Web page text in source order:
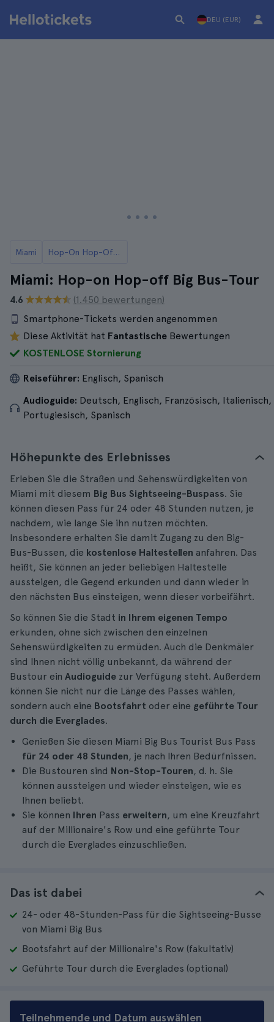
DEU (EUR)
Miami Hop-On Hop-Off Miami Busse
Miami: Hop-on Hop-off Big Bus-Tour
4.6
(1.450 bewertungen)
Smartphone-Tickets werden angenommen
Diese Aktivität hat Fantastische Bewertungen
KOSTENLOSE Stornierung
Reiseführer: Englisch, Spanisch
Audioguide: Deutsch, Englisch, Französisch, Italienisch,
Portugiesisch, Spanisch
Höhepunkte des Erlebnisses
Erleben Sie die Straßen und Sehenswürdigkeiten von
Miami mit diesem Big Bus Sightseeing-Buspass. Sie
können diesen Pass für 24 oder 48 Stunden nutzen, je
nachdem, wie lange Sie ihn nutzen möchten.
Insbesondere erhalten Sie damit Zugang zu den Big-
Bus-Bussen, die kostenlose Haltestellen anfahren. Das
heißt, Sie können an jeder beliebigen Haltestelle
aussteigen, die Gegend erkunden und dann wieder in
den nächsten Bus einsteigen, wenn dieser vorbeifährt.
So können Sie die Stadt in Ihrem eigenen Tempo
erkunden, ohne sich zwischen den einzelnen
Sehenswürdigkeiten zu ermüden. Auch die Denkmäler
sind Ihnen nicht völlig unbekannt, da während der
Bustour ein Audioguide zur Verfügung steht. Außerdem
können Sie nicht nur die Länge des Passes wählen,
sondern auch eine Bootsfahrt oder eine geführte Tour
durch die Everglades.
Genießen Sie diesen Miami Big Bus Tourist Bus Pass
für 24 oder 48 Stunden, je nach Ihren Bedürfnissen.
Die Bustouren sind Non-Stop-Touren, d. h. Sie
können aussteigen und wieder einsteigen, wie es
Ihnen beliebt.
Sie können Ihren Pass erweitern, um eine Kreuzfahrt
auf der Millionaire's Row und eine geführte Tour
durch die Everglades einzuschließen.
Das ist dabei
24- oder 48-Stunden-Pass für die Sightseeing-Busse
von Miami Big Bus
Bootsfahrt auf der Millionaire's Row (fakultativ)
Geführte Tour durch die Everglades (optional)
Teilnehmende und Datum auswählen